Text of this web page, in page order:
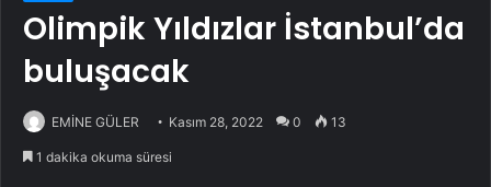
Olimpik Yıldızlar İstanbul’da
buluşacak
EMİNE GÜLER Kasım 28, 2022 0 13
1 dakika okuma süresi